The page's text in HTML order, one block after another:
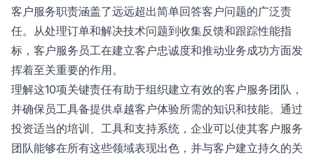
客户服务职责涵盖了远远超出简单回答客户问题的广泛责
任。从处理订单和解决技术问题到收集反馈和跟踪性能指
标，客户服务员工在建立客户忠诚度和推动业务成功方面发
挥着至关重要的作用。
理解这10项关键责任有助于组织建立有效的客户服务团队，
并确保员工具备提供卓越客户体验所需的知识和技能。通过
投资适当的培训、工具和支持系统，企业可以使其客户服务
团队能够在所有这些领域表现出色，并与客户建立持久的关